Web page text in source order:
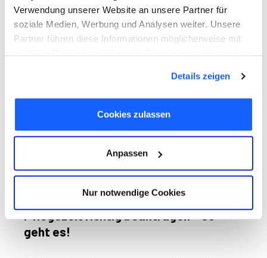
Verwendung unserer Website an unsere Partner für
soziale Medien, Werbung und Analysen weiter. Unsere
Partner führen diese Informationen möglicherweise mit
gesammelt haben. Sie geben Einwilligung zu unseren
Cookies, wenn Sie unsere Webseite weiterhin nutzen.
Details zeigen
Cookies zulassen
Anpassen
Nur notwendige Cookies
ARBEITSRECHT
Hostessen: Schön, aber
Das Thema Scheinselbstständigkeit ist
ein Dauerbrenner. Unter welchen
Voraussetzungen sind auf Messen tätige
Hostessen als Scheinselbstständige zu
man einige Fragen stellen.
Pflegezeit richtig beantragen – so
geht es!